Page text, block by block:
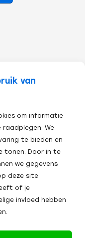
van
om informatie
We
te bieden en
tonen. Door in te
we gegevens
deze site
of je
invloed hebben
Cookies
2024